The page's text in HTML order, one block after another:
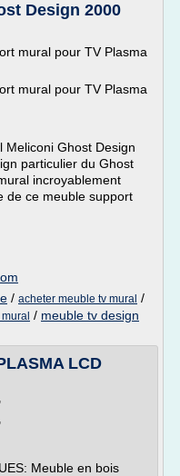
Design 2000
mural pour TV Plasma
mural pour TV Plasma
Ghost Design
particulier du Ghost
incroyablement
de ce meuble support
/ acheter meuble tv mural /
/ meuble tv design
LCD
Meuble en bois